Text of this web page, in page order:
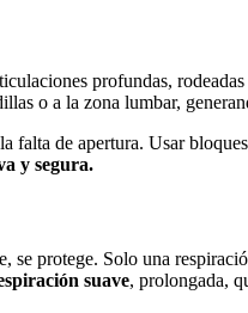
profundas,
o a la zona lumbar,
de apertura. Usar
y segura.
se protege. Solo una
suave, prolongada,